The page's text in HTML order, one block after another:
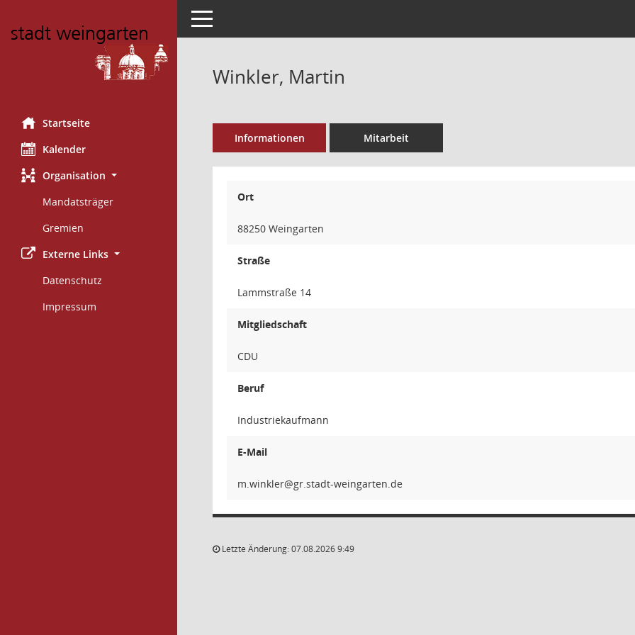
Startseite
Kalender
Organisation
Mandatsträger
Gremien
Externe Links
Datenschutz
Impressum
Toggle navigation
Winkler, Martin
Informationen Mitarbeit
Ort
88250 Weingarten
Straße
Lammstraße 14
Mitgliedschaft
CDU
Beruf
Industriekaufmann
E-Mail
relkn
Letzte Änderung: 07.08.2026 9:49